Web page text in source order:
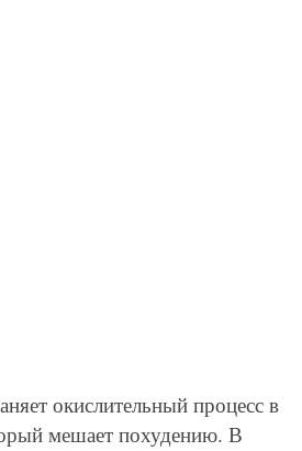
окислительный процесс в
мешает похудению. В